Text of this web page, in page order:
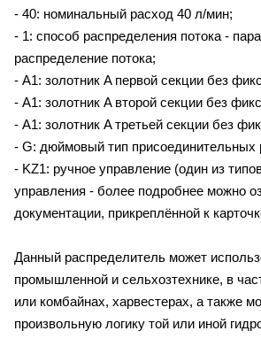
- 40: номинальный расход 40 л/мин;
- 1: способ распределения потока -
распределение потока;
- A1: золотник A первой секции без
- A1: золотник A второй секции без
- A1: золотник A третьей секции без
- G: дюймовый тип присоединительных
- KZ1: ручное управление (один из
управления - более подробнее можно
документации, прикреплённой к
Данный распределитель может
промышленной и сельхозтехнике, в
или комбайнах, харвестерах, а также
произвольную логику той или иной